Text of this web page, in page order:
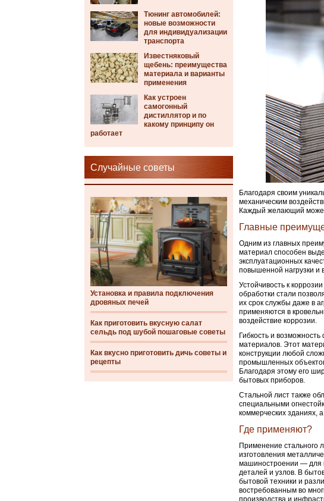
Тюнинг автомобилей:
новые возможности
для индивидуализации
транспорта
Известняковый
щебень: преимущества
материала и варианты
применения
Как устроен
самогонный
дистиллятор и по
какому принципу он
работает
Случайные советы
Установка и правила подключения
дровяных печей
Как приготовить вкусную салат
сельдь под шубой пошаговые советы
Как вкусно приготовить дичь советы и
рецепты
Благодаря своим
механическим
Каждый желающий
Главные
Одним из главных
материал способен
эксплуатационных
повышенной нагрузки и
Устойчивость к
обработки стали
их срок службы даже в
применяются в
воздействие коррозии.
Гибкость и
материалов. Этот
конструкции любой
промышленных
Благодаря этому его
бытовых приборов.
Стальной лист также
специальными
коммерческих зданиях,
Где применяют?
Применение стального
изготовления
машиностроении — для
деталей и узлов. В
бытовой техники и
востребованным во
производства и